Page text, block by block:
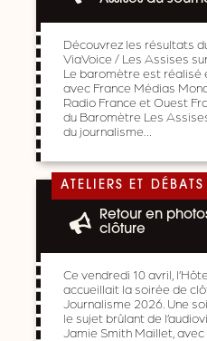
Découvrez les résultats
ViaVoice / Les Assises
Le baromètre est réalisé
avec France Médias
Radio France et Ouest
du Baromètre Les
du journalisme…
ATELIERS ET DÉBATS
Retour en
clôture
Ce vendredi 10 avril,
accueillait la soirée de
Journalisme 2026. Une
le sujet brûlant de
Jamie Smith Maillet,